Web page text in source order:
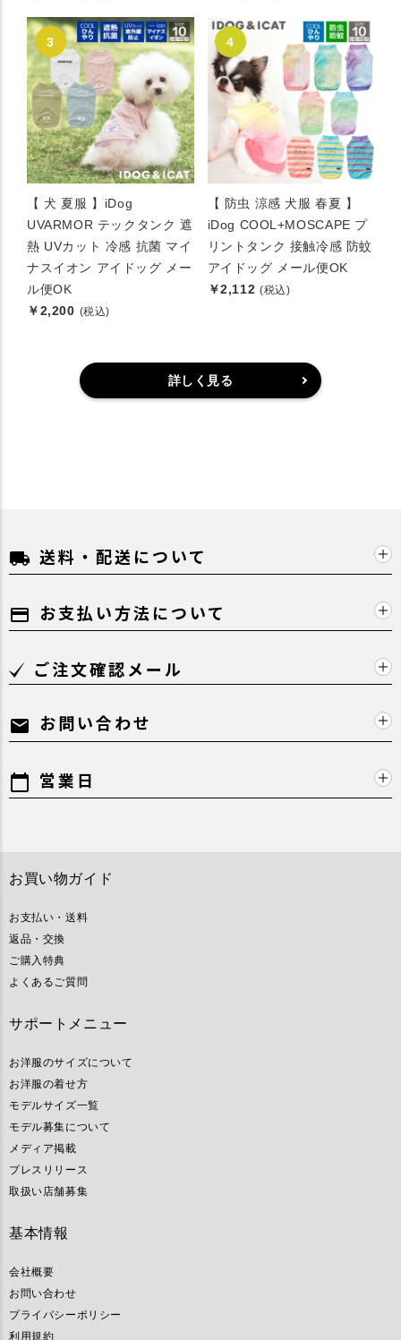
【 犬 夏服 】iDog
UVARMOR テックタンク 遮
熱 UVカット 冷感 抗菌 マイ
ナスイオン アイドッグ メー
ル便OK
￥2,200 (税込)
【 防虫 涼感 犬服 春夏 】
iDog COOL+MOSCAPE プ
リントタンク 接触冷感 防蚊
アイドッグ メール便OK
￥2,112 (税込)
詳しく見る
local_shipping 送料・配送について
payment お支払い方法について
ご注文確認メール
mail お問い合わせ
calendar_today 営業日
お買い物ガイド
お支払い・送料
返品・交換
ご購入特典
よくあるご質問
サポートメニュー
お洋服のサイズについて
お洋服の着せ方
モデルサイズ一覧
モデル募集について
メディア掲載
プレスリリース
取扱い店舗募集
基本情報
会社概要
お問い合わせ
プライバシーポリシー
利用規約